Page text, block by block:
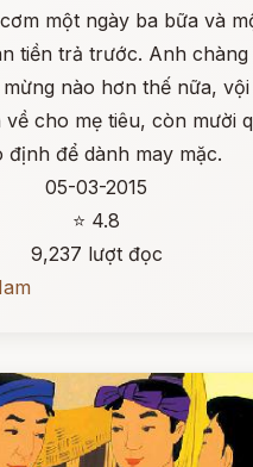
một ngày ba bữa và
tiền trả trước. Anh
nào hơn thế nữa,
về cho mẹ tiêu, còn mười
định để dành may mặc.
05-03-2015
⭐ 4.8
9,237 lượt đọc